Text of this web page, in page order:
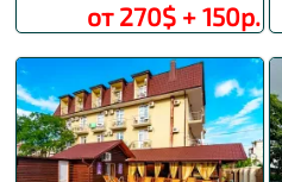
от 270$ + 150р.